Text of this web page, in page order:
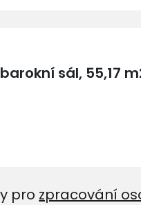
pro zpracování